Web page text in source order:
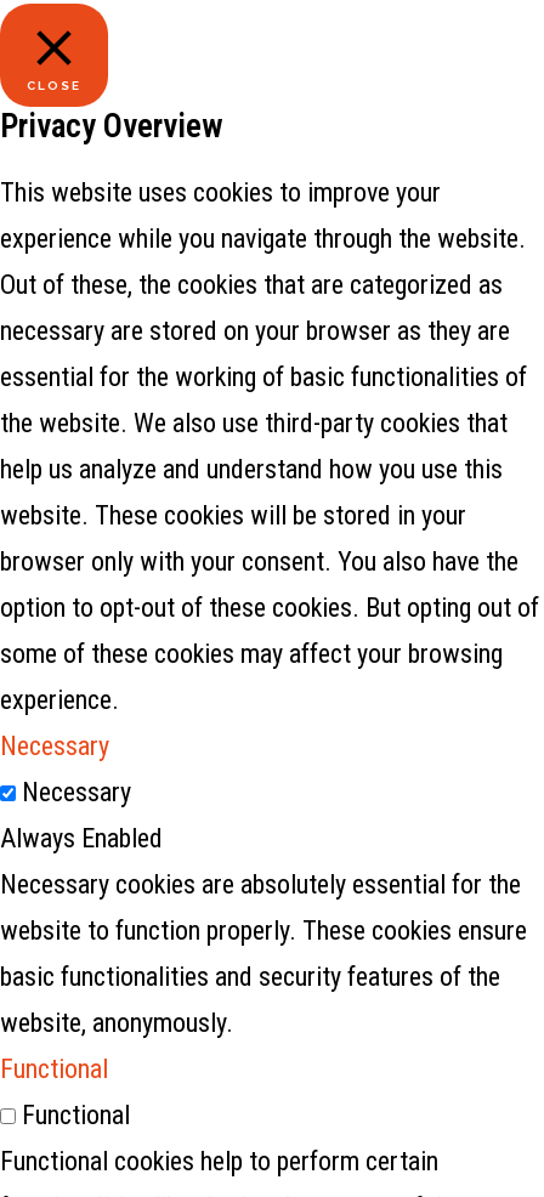
CLOSE
Privacy Overview
This website uses cookies to improve your
experience while you navigate through the website.
Out of these, the cookies that are categorized as
necessary are stored on your browser as they are
essential for the working of basic functionalities of
the website. We also use third-party cookies that
help us analyze and understand how you use this
website. These cookies will be stored in your
browser only with your consent. You also have the
option to opt-out of these cookies. But opting out of
some of these cookies may affect your browsing
experience.
Necessary
Necessary
Always Enabled
Necessary cookies are absolutely essential for the
website to function properly. These cookies ensure
basic functionalities and security features of the
website, anonymously.
Functional
Functional
Functional cookies help to perform certain